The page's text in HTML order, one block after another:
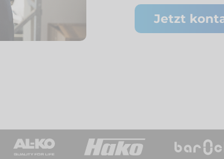
Jetzt